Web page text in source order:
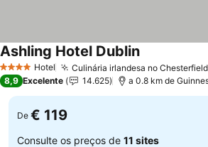
4 EstrelasHotel Culinária irlandesa no
Ashling Hotel DublinVer preços
8,9 Excelente 14.625 a 0.8 km de
De € 119
Consulte os preços de 11 sites